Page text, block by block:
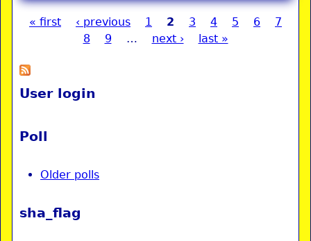
« first ‹ previous 1 2 3 4 5 6
7
8
9 … next › last »
User login
Poll
Older polls
sha_flag